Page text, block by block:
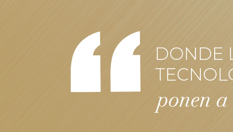
DONDE
ponen